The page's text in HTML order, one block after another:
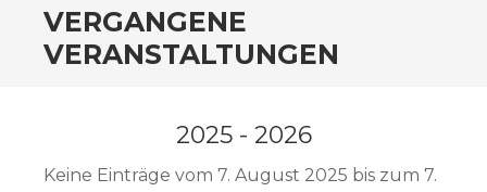
ZUM
INHALT
SPRINGEN
VERGANGENE
VERANSTALTUNGEN
2025 - 2026
Keine Einträge vom 7. August 2025 bis zum 7.